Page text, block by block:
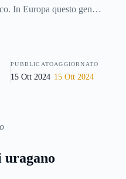
In Europa questo genere
oltreoceano, e di
la propria incolumità e
PUBBLICATO
15 Ott 2024
AGGIORNATO
15 Ott 2024
uragano